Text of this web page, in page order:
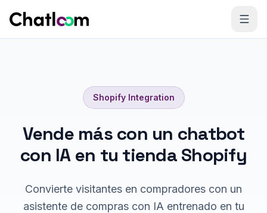
ShopifyIntegration
Vende más con un chatbot
con IA en tu tienda Shopify
Convierte visitantes en compradores con un
asistente de compras con IA entrenado en tu